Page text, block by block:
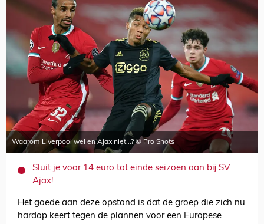
Waarom Liverpool wel en Ajax niet...? © Pro Shots
Sluit je voor 14 euro tot einde seizoen aan bij SV
Ajax!
Het goede aan deze opstand is dat de groep die zich nu
hardop keert tegen de plannen voor een Europese